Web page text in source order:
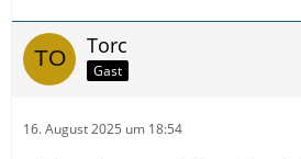
Torc
Gast
16. August 2025 um 18:54